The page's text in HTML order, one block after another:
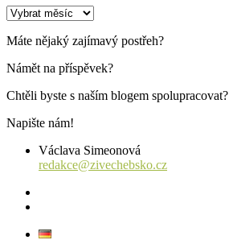
Archiv
Máte nějaký zajímavý postřeh?
Námět na příspěvek?
Chtěli byste s naším blogem spolupracovat?
Napište nám!
Václava Simeonová
redakce@zivechebsko.cz